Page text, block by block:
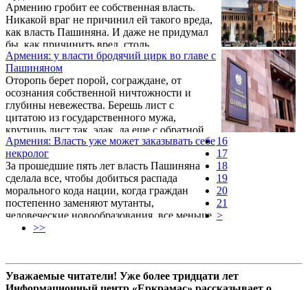
мрачном понимании этого слова. Мрачнее
не бывает.
Армению гробит ее собственная власть.
Никакой враг не причинил ей такого вреда,
как власть Пашиняна. И даже не придумал
бы, как причинить вред, столь
разрушительный и таких масштабов. Сразу
после 44-дневной войны граждане открыто
называли представителей этой власти
"предателями", что много говорило о
последних и об отношении к ним
населения. Судя по их дальнейшим
действиям, это была очень точная
характеристика. Что подтверждается
ежедневно.
Армения: у власти бродячий цирк во главе с
Пашиняном
Оторопь берет порой, сограждане, от
осознания собственной ничтожности и
глубины невежества. Берешь лист с
цитатою из государственного мужа,
крутишь лист так, эдак, да еще с обратной
стороны заглянешь. А потом сутки
мучаешься, думаешь: чего сказал-то? Какой
заряд премудрости несет изречение, которое
ты своим куцым умишком не можешь
осилить? Помучаешься и остынешь.
Армения: Власть уже может заказывать себе
некролог
За прошедшие пять лет власть Пашиняна
сделала все, чтобы добиться распада
морального кода нации, когда граждан
постепенно заменяют мутанты,
человеческие новообразования, все меньше
похожие на исходный национальный
в то, что армянский народ может
превратиться в мутантов, для которых
16
17
18
19
20
21
>
>>
Уважаемые читатели! Уже более тридцати лет